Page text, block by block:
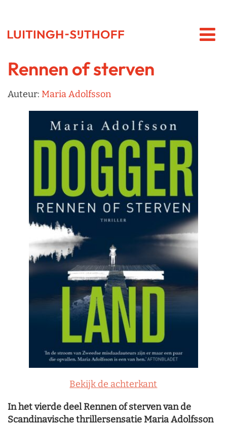
Rennen of sterven
Auteur: Maria Adolfsson
Bekijk de achterkant
In het vierde deel Rennen of sterven van de
Scandinavische thrillersensatie Maria Adolfsson